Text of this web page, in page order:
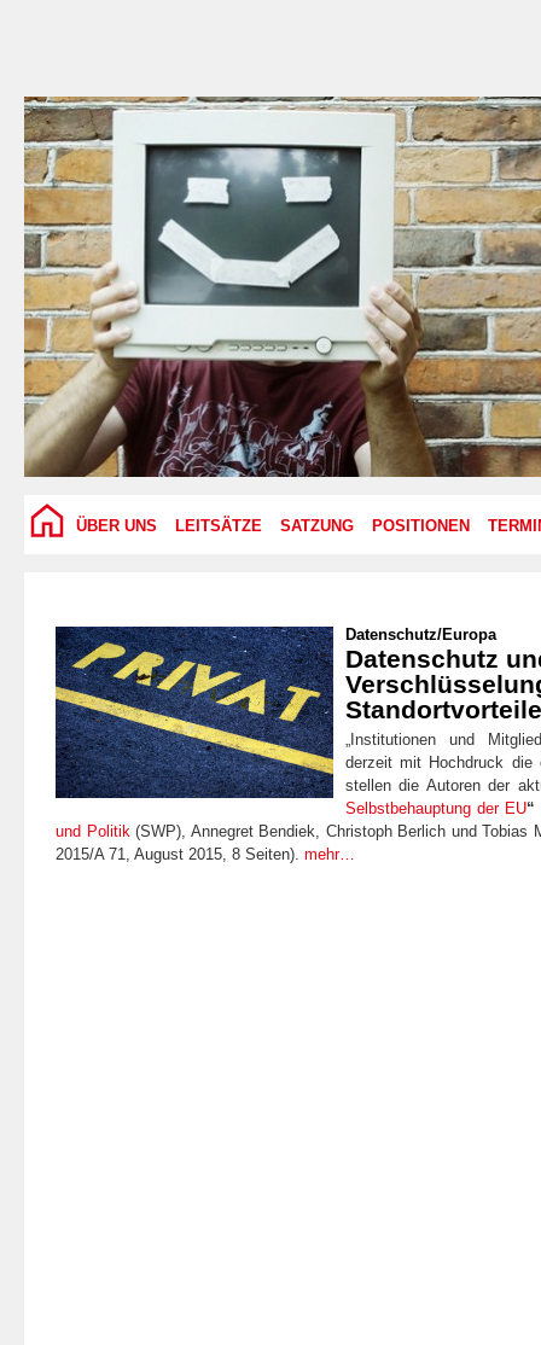
ÜBER UNS LEITSÄTZE SATZUNG POSITIONEN
Datenschutz/Europa
Datenschutz
Standortvorteile
„Institutionen und
derzeit mit Hochdruck die
stellen die Autoren der
Selbstbehauptung der EU“
und Politik(SWP), Annegret Bendiek, Christoph Berlich und Tobias
2015/A 71, August 2015, 8 Seiten). mehr…